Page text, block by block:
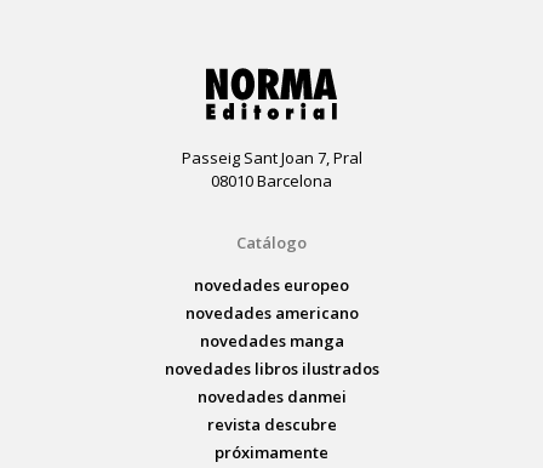
Passeig Sant Joan 7, Pral
08010 Barcelona
Catálogo
novedades europeo
novedades americano
novedades manga
novedades libros ilustrados
novedades danmei
revista descubre
próximamente